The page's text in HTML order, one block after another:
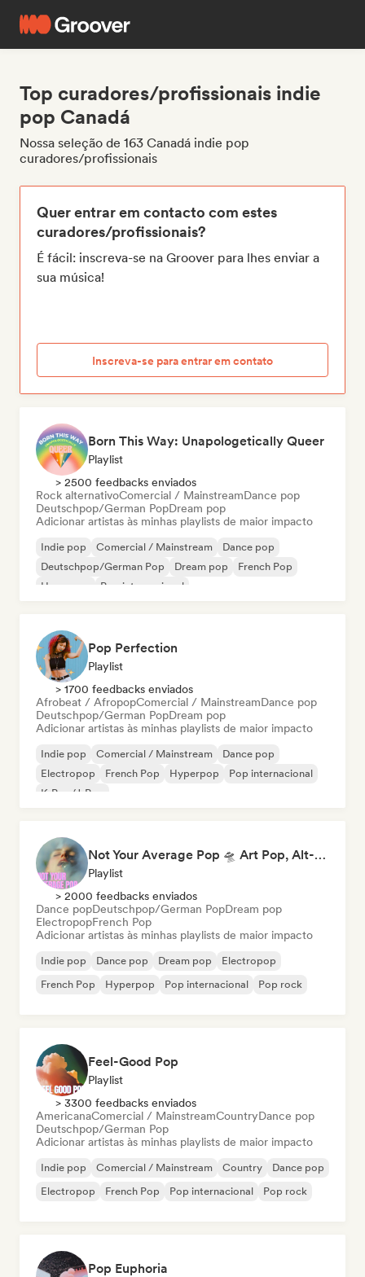
Top curadores/profissionais indie
pop Canadá
Nossa seleção de 163 Canadá indie pop
curadores/profissionais
Quer entrar em contacto com estes
curadores/profissionais?
É fácil: inscreva-se na Groover para lhes enviar a
sua música!
Inscreva-se para entrar em contato
Born This Way: Unapologetically Queer
Playlist
> 2500 feedbacks enviados
Rock alternativoComercial / MainstreamDance pop
Deutschpop/German PopDream pop
Adicionar artistas às minhas playlists de maior impacto
Indie pop Comercial / Mainstream
Dance pop
Deutschpop/German Pop
Dream pop
French Pop
Hyperpop
Pop internacional
Pop Perfection
Playlist
> 1700 feedbacks enviados
Afrobeat / AfropopComercial / MainstreamDance pop
Deutschpop/German PopDream pop
Adicionar artistas às minhas playlists de maior impacto
Indie pop Comercial / Mainstream
Dance pop
Electropop
French Pop Hyperpop
Pop internacional
K-Pop/J-Pop
Not Your Average Pop 🛸 Art Pop, Alt-Pop & Indie Pop
Playlist
> 2000 feedbacks enviados
Dance popDeutschpop/German PopDream pop
ElectropopFrench Pop
Adicionar artistas às minhas playlists de maior impacto
Indie pop Dance pop Dream pop
Electropop
French Pop
Hyperpop Pop internacional Pop rock
Feel-Good Pop
Playlist
> 3300 feedbacks enviados
AmericanaComercial / MainstreamCountryDance pop
Deutschpop/German Pop
Adicionar artistas às minhas playlists de maior impacto
Indie pop Comercial / Mainstream Country
Dance pop
Electropop
French Pop Pop internacional Pop rock
Pop Euphoria